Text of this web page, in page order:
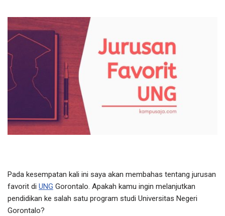
Pada kesempatan kali ini saya akan membahas tentang jurusan
favorit di UNG Gorontalo. Apakah kamu ingin melanjutkan
pendidikan ke salah satu program studi Universitas Negeri
Gorontalo?